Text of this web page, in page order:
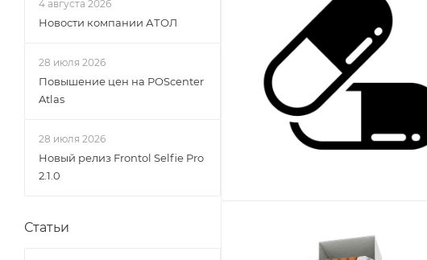
4 августа 2026
Новости компании АТОЛ
28 июля 2026
Повышение цен на POScenter
Atlas
28 июля 2026
Новый релиз Frontol Selfie Pro
2.1.0
Статьи